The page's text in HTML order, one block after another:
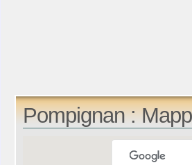
Pompignan :